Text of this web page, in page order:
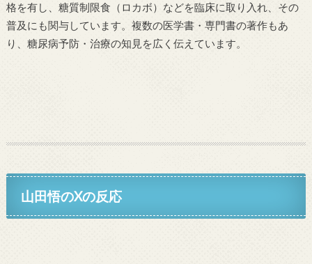
格を有し、糖質制限食（ロカボ）などを臨床に取り入れ、その
普及にも関与しています。複数の医学書・専門書の著作もあ
り、糖尿病予防・治療の知見を広く伝えています。
山田悟のXの反応